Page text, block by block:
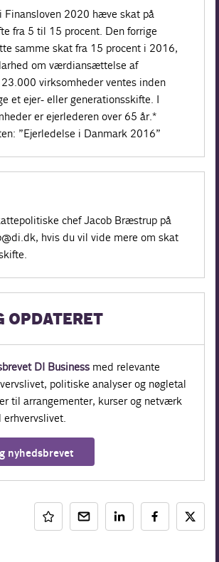
Finansloven 2020 hæve skat på
fra 5 til 15 procent. Den forrige
samme skat fra 15 procent i 2016,
om værdiansættelse af
virksomheder ventes inden
et ejer- eller generationsskifte. I
er ejerlederen over 65 år.*
”Ejerledelse i Danmark 2016”
chef Jacob Bræstrup på
hvis du vil vide mere om skat
OPDATERET
DI Business med relevante
politiske analyser og nøgletal
til arrangementer, kurser og netværk
nyhedsbrevet